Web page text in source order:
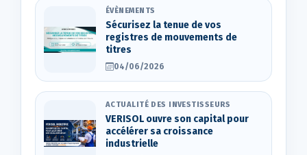
ÉVÈNEMENTS
Sécurisez la tenue de vos
registres de mouvements de
titres
04/06/2026
ACTUALITÉ DES INVESTISSEURS
VERISOL ouvre son capital pour
accélérer sa croissance
industrielle